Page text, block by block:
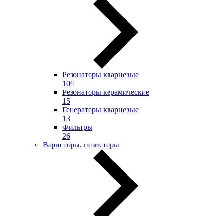
Резонаторы кварцевые
109
Резонаторы керамические
15
Генераторы кварцевые
13
Фильтры
26
Варисторы, позисторы